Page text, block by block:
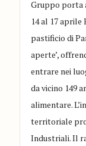
Gruppo porta
14 al 17
pastificio di
aperte’,
entrare nei
da vicino 149
alimentare.
territoriale
Industriali. Il